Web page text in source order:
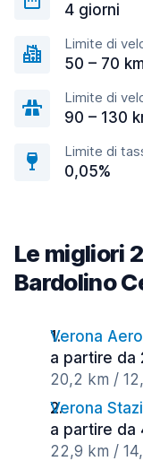
4 giorni
Limite di
50 – 70
Limite di
90 – 130
Limite di
0,05%
Le migliori
Bardolino
Verona
a partire da
20,2 km /
Verona
a partire da
22,9 km /